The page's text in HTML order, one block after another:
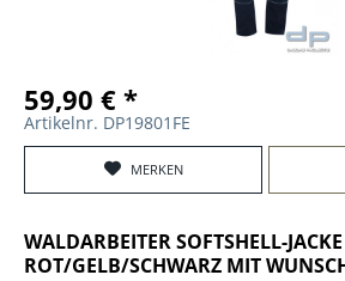
59,90 € *
Artikelnr. DP19801FE
MERKEN
WALDARBEITER SOFTSHELL-
ROT/GELB/SCHWARZ MIT